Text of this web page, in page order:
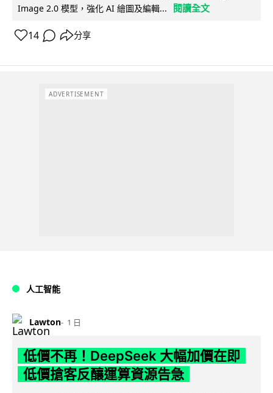
Image 2.0 模型，強化 AI 繪圖及編輯...
閱讀全文
14 分享
ADVERTISEMENT
人工智能
Lawton 1 日
低價不再！DeepSeek 大幅加價在即
低價搶客反釀運算資源告急